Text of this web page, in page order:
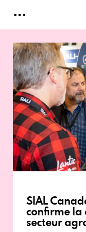
SIAL
confirme la
secteur
Media
Sial Canada Daily -